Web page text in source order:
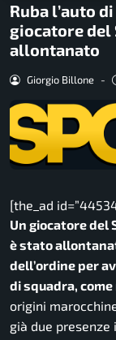
Ruba l’auto
giocatore del
allontanato
Giorgio Billone -
[the_ad
Un giocatore del
è stato
dell’ordine per
di squadra, come
origini
già due presenze